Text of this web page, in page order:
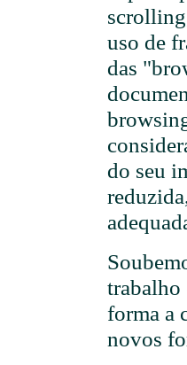
uso de
das
do seu
trabalho
forma a
novos